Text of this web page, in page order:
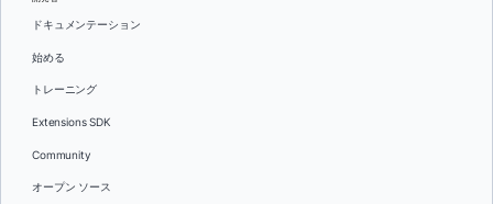
ドキュメンテーション
始める
トレーニング
Extensions SDK
Community
オープン ソース